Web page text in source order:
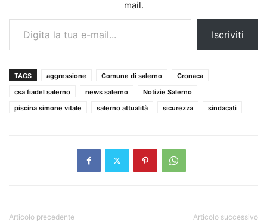
mail.
Digita la tua e-mail...
Iscriviti
TAGS aggressione Comune di salerno
Cronaca
csa fiadel salerno
news salerno
Notizie Salerno
piscina simone vitale
salerno attualità sicurezza sindacati
Articolo precedente Articolo successivo